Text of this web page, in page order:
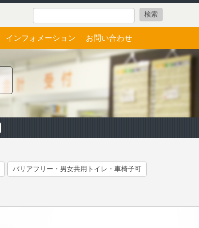
インフォメーション お問い合わせ
バリアフリー・男女共用トイレ・車椅子可